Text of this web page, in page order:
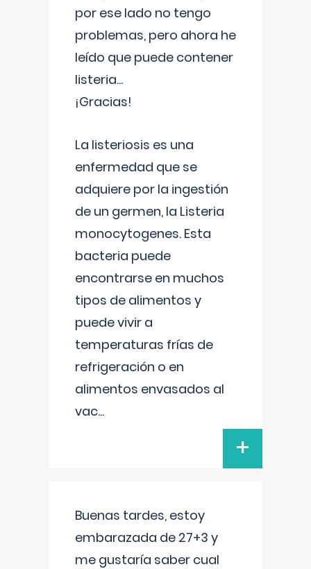
por ese lado no tengo
problemas, pero ahora he
leído que puede contener
listeria...
¡Gracias!
La listeriosis es una
enfermedad que se
adquiere por la ingestión
de un germen, la Listeria
monocytogenes. Esta
bacteria puede
encontrarse en muchos
tipos de alimentos y
puede vivir a
temperaturas frías de
refrigeración o en
alimentos envasados al
vac...
+
Buenas tardes, estoy
embarazada de 27+3 y
me gustaría saber cual